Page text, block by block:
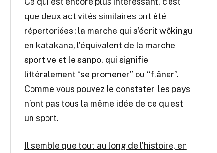
que deux activités similaires ont été
répertoriées : la marche qui s’écrit wôkingu
en katakana, l’équivalent de la marche
sportive et le sanpo, qui signifie
littéralement “se promener” ou “flâner”.
Comme vous pouvez le constater, les pays
n’ont pas tous la même idée de ce qu’est
un sport.
Il semble que tout au long de l’histoire, en